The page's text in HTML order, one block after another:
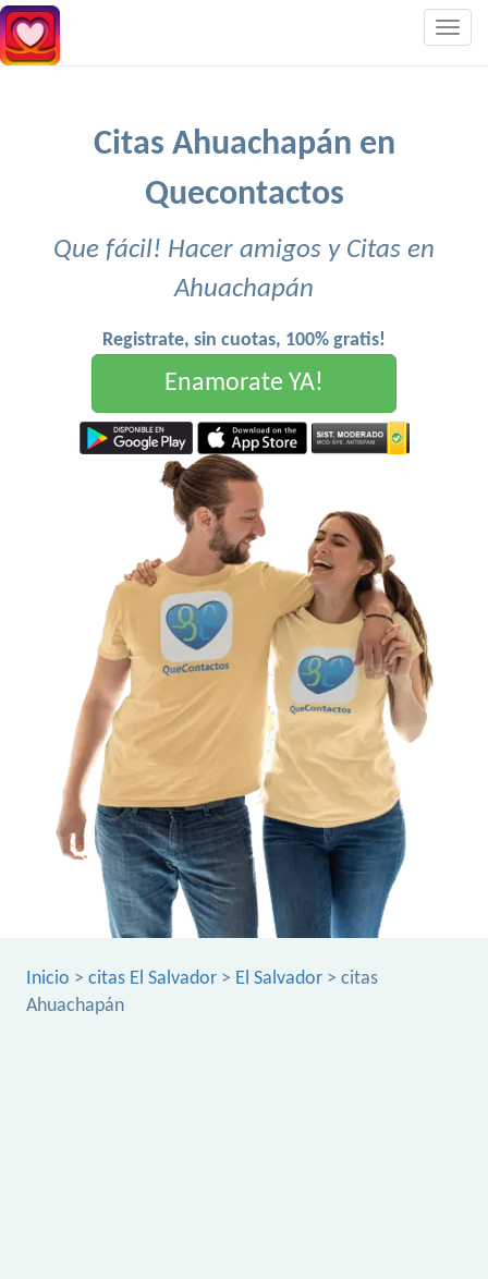
Citas Ahuachapán en
Quecontactos
Que fácil! Hacer amigos y Citas en
Ahuachapán
Registrate, sin cuotas, 100% gratis!
Enamorate YA!
Inicio > citas El Salvador > El Salvador > citas
Ahuachapán